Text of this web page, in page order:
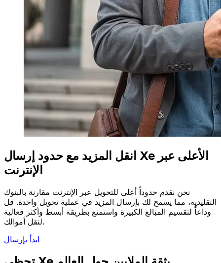
انقل المزيد مع حدود إرسال Xe الأعلى عبر
الإنترنت
نحن نقدم حدوداً أعلى للتحويل عبر الإنترنت مقارنة بالبنوك
التقليدية، مما يسمح لك بإرسال المزيد في عملية تحويل واحدة. قل
وداعاً لتقسيم المبالغ الكبيرة واستمتع بطريقة أبسط وأكثر فعالية
لنقل أموالك.
ابدأ بإرسال